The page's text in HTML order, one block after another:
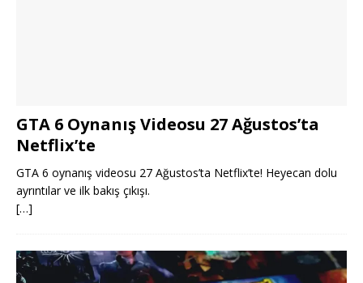
GTA 6 Oynanış Videosu 27 Ağustos’ta
Netflix’te
GTA 6 oynanış videosu 27 Ağustos’ta Netflix’te! Heyecan dolu
ayrıntılar ve ilk bakış çıkışı.
[…]